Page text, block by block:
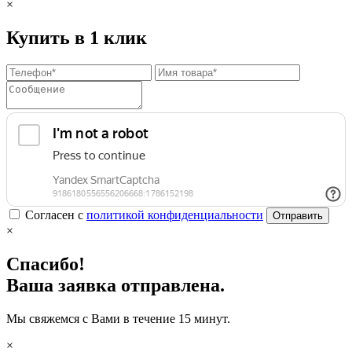
×
Купить в 1 клик
Согласен с политикой конфиденциальности Отправить
×
Спасибо!
Ваша заявка отправлена.
Мы свяжемся с Вами в течение 15 минут.
×